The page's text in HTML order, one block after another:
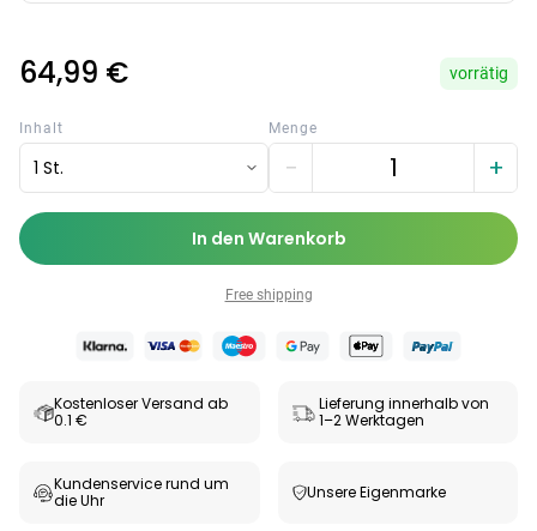
64,99 € vorrätig
Inhalt
1 St.
Menge
− +
In den Warenkorb
Free shipping
Kostenloser Versand ab
0.1 €
Lieferung innerhalb von
1–2 Werktagen
Kundenservice rund um
die Uhr
Unsere Eigenmarke